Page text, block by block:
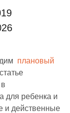
плановый
для ребенка и
и действенные